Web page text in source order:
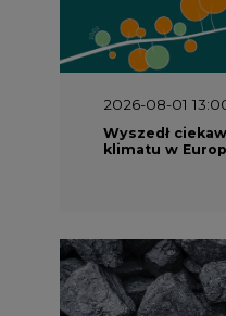
2026-08-01
Wyszedł
klimatu w